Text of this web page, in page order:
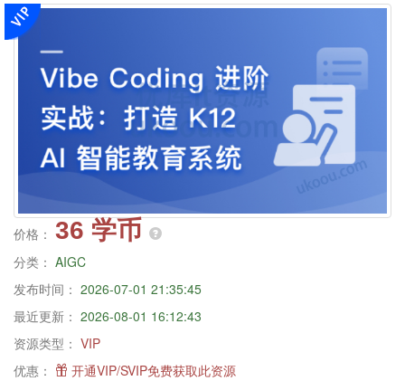
价格： 36 学币
分类： AIGC
发布时间： 2026-07-01 21:35:45
最近更新： 2026-08-01 16:12:43
资源类型： VIP
优惠：
开通VIP/SVIP免费获取此资源